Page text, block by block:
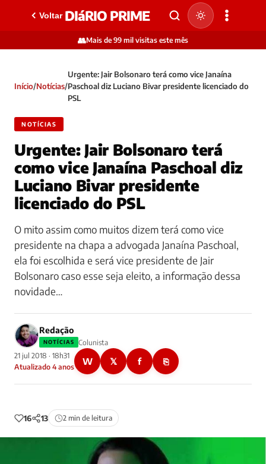
Voltar DIáRIO PRIME
👥Mais de 99 mil visitas este mês
Início/Notícias/
Urgente: Jair Bolsonaro terá como vice Janaína
Paschoal diz Luciano Bivar presidente licenciado do
PSL
NOTÍCIAS
Urgente: Jair Bolsonaro terá
como vice Janaína Paschoal diz
Luciano Bivar presidente
licenciado do PSL
O mito assim como muitos dizem terá como vice
presidente na chapa a advogada Janaína Paschoal,
ela foi escolhida e será vice presidente de Jair
Bolsonaro caso esse seja eleito, a informação dessa
novidade…
Redação
NOTÍCIAS
Colunista
21 jul 2018 · 18h31
Atualizado 4 anos
W 𝕏 f ⎘
16 13 2 min de leitura